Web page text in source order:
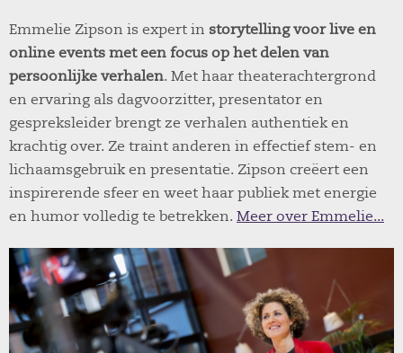
Emmelie Zipson is expert in storytelling voor live en
online events met een focus op het delen van
persoonlijke verhalen. Met haar theaterachtergrond
en ervaring als dagvoorzitter, presentator en
gespreksleider brengt ze verhalen authentiek en
krachtig over. Ze traint anderen in effectief stem- en
lichaamsgebruik en presentatie. Zipson creëert een
inspirerende sfeer en weet haar publiek met energie
en humor volledig te betrekken. Meer over Emmelie...